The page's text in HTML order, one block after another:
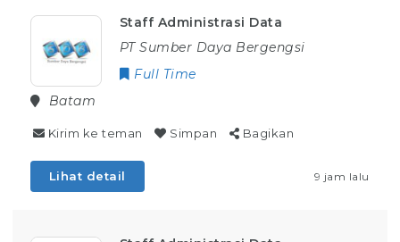
Staff Administrasi Data
PT Sumber Daya Bergengsi
Full Time
Batam
Kirim ke teman Simpan Bagikan
Lihat detail 9 jam lalu